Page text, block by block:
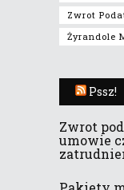
Zwrot
Żyrandole
Pssz!
Zwrot
umowie